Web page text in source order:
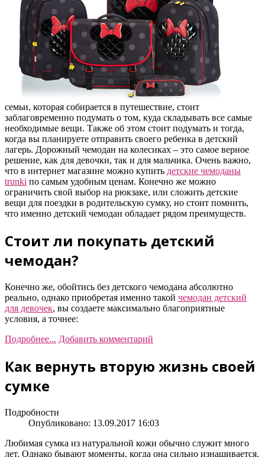
семьи, которая собирается в путешествие, стоит
заблаговременно подумать о том, куда складывать все самые
необходимые вещи. Также об этом стоит подумать и тогда,
когда вы планируете отправить своего ребенка в детский
лагерь. Дорожный чемодан на колесиках – это самое верное
решение, как для девочки, так и для мальчика. Очень важно,
что в интернет магазине можно купить детские чемоданы
trunki по самым удобным ценам. Конечно же можно
ограничить свой выбор на рюкзаке, или сложить детские
вещи для поездки в родительскую сумку, но стоит помнить,
что именно детский чемодан обладает рядом преимуществ.
Стоит ли покупать детский
чемодан?
Конечно же, обойтись без детского чемодана абсолютно
реально, однако приобретая именно такой чемодан детский
для девочек, вы создаете максимально благоприятные
условия, а точнее:
Подробнее... Добавить комментарий
Как вернуть вторую жизнь своей
сумке
Подробности
Опубликовано: 13.09.2017 16:03
Любимая сумка из натуральной кожи обычно служит много
лет. Однако бывают моменты, когда она сильно изнашивается.